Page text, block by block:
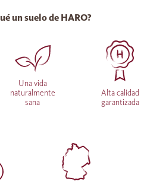
un suelo de HARO?
Una vida
naturalmente
sana
Alta calidad
garantizada